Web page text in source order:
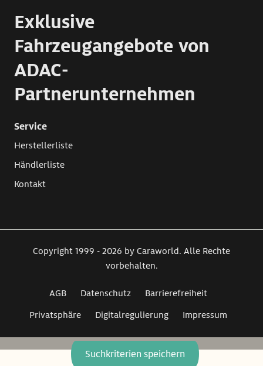
Suchkriterien speichern
Exklusive
Fahrzeugangebote von
ADAC-
Partnerunternehmen
Service
Herstellerliste
Händlerliste
Kontakt
Copyright 1999 - 2026 by Caraworld. Alle Rechte
vorbehalten.
AGB Datenschutz
Barrierefreiheit
Privatsphäre
Digitalregulierung Impressum